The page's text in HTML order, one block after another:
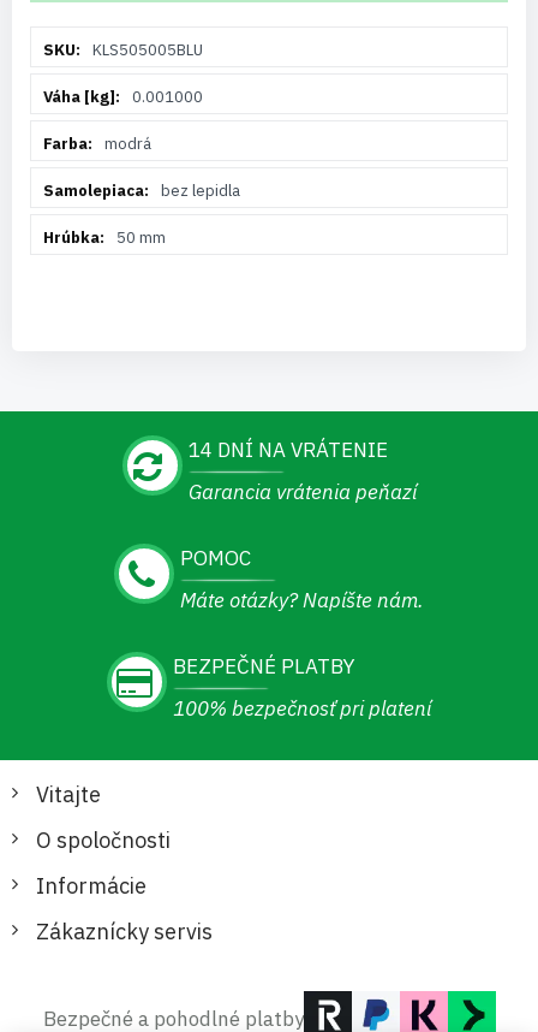
informáciíKLS505005BLU
0.001000
modrá
bez lepidla
50 mm
14 DNÍ NA VRÁTENIE
Garancia vrátenia peňazí
POMOC
Máte otázky? Napíšte nám.
BEZPEČNÉ PLATBY
100% bezpečnosť pri platení
Vitajte
O spoločnosti
Informácie
Zákaznícky servis
Bezpečné a pohodlné platby